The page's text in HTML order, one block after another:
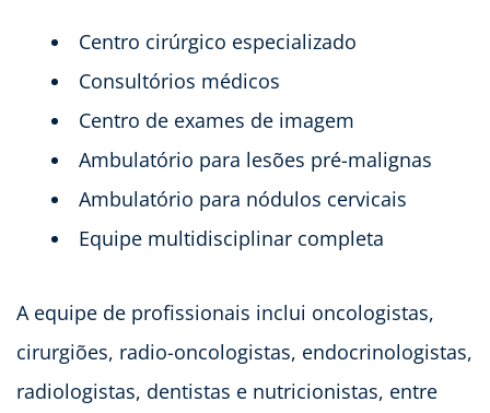
Centro cirúrgico especializado
Consultórios médicos
Centro de exames de imagem
Ambulatório para lesões pré-malignas
Ambulatório para nódulos cervicais
Equipe multidisciplinar completa
A equipe de profissionais inclui oncologistas,
cirurgiões, radio-oncologistas, endocrinologistas,
radiologistas, dentistas e nutricionistas, entre